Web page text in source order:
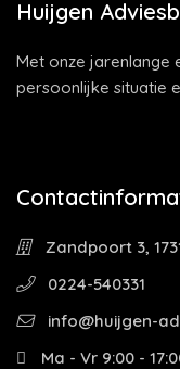
Huijgen
Met onze jarenlange
persoonlijke situatie
Zandpoort 3,
0224-540331
info@huijgen-
Ma - Vr 9:00 -